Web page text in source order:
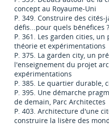
concept au Royaume-Uni
P. 349. Construire des
défis...pour quels bénéfices ?
P. 361. Les garden cities,
théorie et expérimentations
P. 375. La garden city, un
l'enseignement du projet
expérimentations
P. 385. Le quartier durable,
P. 395. Une démarche
de demain, Parc Architectes
P. 403. Architecture d'une
construire la lisère des